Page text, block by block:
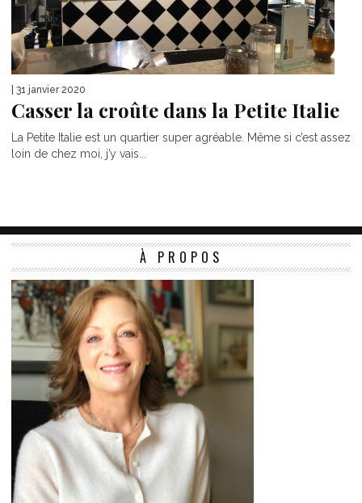
| 31 janvier 2020
Casser la croûte dans la Petite Italie
La Petite Italie est un quartier super agréable. Même si c’est assez
loin de chez moi, j’y vais...
À PROPOS